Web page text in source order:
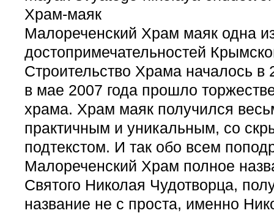
Храм-маяк
Малореченский Храм маяк одна
достопримечательностей
Строительство Храма началось в
в мае 2007 года прошло
храма. Храм маяк получился
практичным и уникальным, со
подтекстом. И так обо всем
Малореченский Храм полное
Святого Николая Чудотворца,
название не с проста, именно